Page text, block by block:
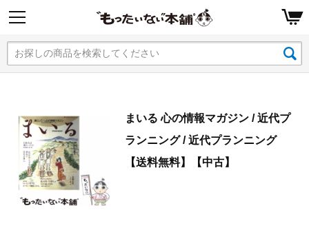
まいる 心の情報マガジン / 近代プ
ランニング / 近代プランニング
【送料無料】【中古】